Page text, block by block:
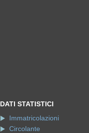
DATI STATISTICI
Immatricolazioni
Circolante